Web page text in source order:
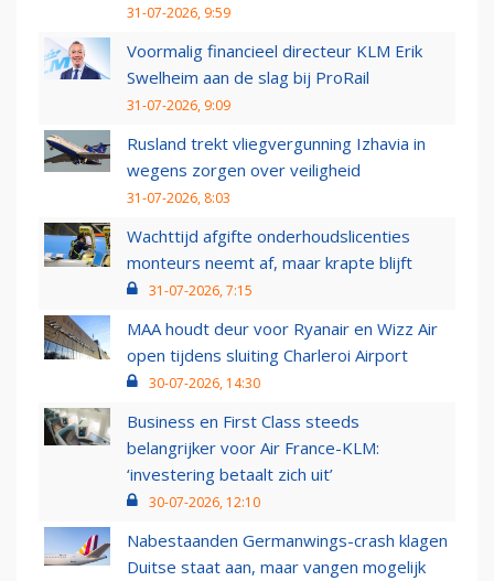
31-07-2026, 9:59
Voormalig financieel directeur KLM Erik
Swelheim aan de slag bij ProRail
31-07-2026, 9:09
Rusland trekt vliegvergunning Izhavia in
wegens zorgen over veiligheid
31-07-2026, 8:03
Wachttijd afgifte onderhoudslicenties
monteurs neemt af, maar krapte blijft
31-07-2026, 7:15
MAA houdt deur voor Ryanair en Wizz Air
open tijdens sluiting Charleroi Airport
30-07-2026, 14:30
Business en First Class steeds
belangrijker voor Air France-KLM:
‘investering betaalt zich uit’
30-07-2026, 12:10
Nabestaanden Germanwings-crash klagen
Duitse staat aan, maar vangen mogelijk